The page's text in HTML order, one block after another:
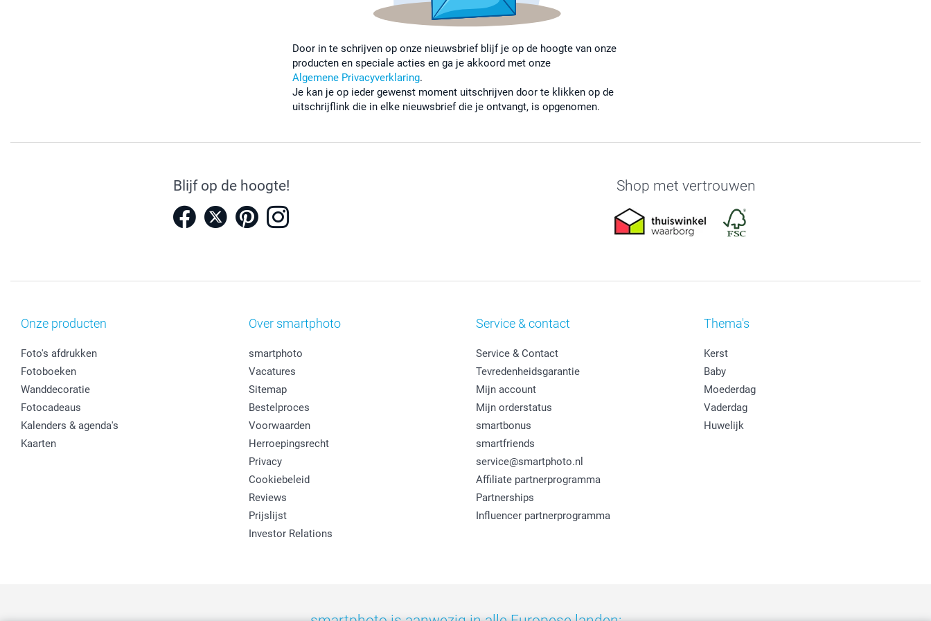
Door in te schrijven op onze nieuwsbrief blijf je op de hoogte van onze
producten en speciale acties en ga je akkoord met onze
Algemene Privacyverklaring.
Je kan je op ieder gewenst moment uitschrijven door te klikken op de
uitschrijflink die in elke nieuwsbrief die je ontvangt, is opgenomen.
Blijf op de hoogte! Shop met vertrouwen
Onze producten
Foto's afdrukken
Fotoboeken
Wanddecoratie
Fotocadeaus
Kalenders & agenda's
Kaarten
Over smartphoto
smartphoto
Vacatures
Sitemap
Bestelproces
Voorwaarden
Herroepingsrecht
Privacy
Cookiebeleid
Reviews
Prijslijst
Investor Relations
Service & contact
Service & Contact
Tevredenheidsgarantie
Mijn account
Mijn orderstatus
smartbonus
smartfriends
service@smartphoto.nl
Affiliate partnerprogramma
Partnerships
Influencer partnerprogramma
Thema's
Kerst
Baby
Moederdag
Vaderdag
Huwelijk